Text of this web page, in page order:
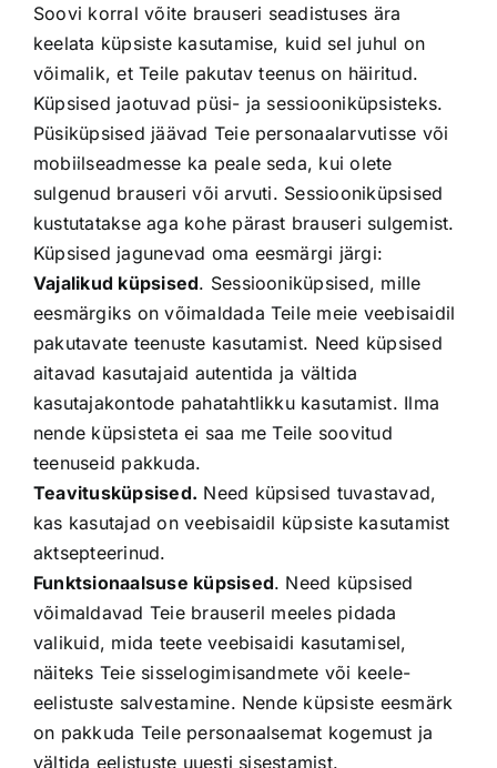
Soovi korral võite brauseri seadistuses ära
keelata küpsiste kasutamise, kuid sel juhul on
võimalik, et Teile pakutav teenus on häiritud.
Küpsised jaotuvad püsi- ja sessiooniküpsisteks.
Püsiküpsised jäävad Teie personaalarvutisse või
mobiilseadmesse ka peale seda, kui olete
sulgenud brauseri või arvuti. Sessiooniküpsised
kustutatakse aga kohe pärast brauseri sulgemist.
Küpsised jagunevad oma eesmärgi järgi:
Vajalikud küpsised. Sessiooniküpsised, mille
eesmärgiks on võimaldada Teile meie veebisaidil
pakutavate teenuste kasutamist. Need küpsised
aitavad kasutajaid autentida ja vältida
kasutajakontode pahatahtlikku kasutamist. Ilma
nende küpsisteta ei saa me Teile soovitud
teenuseid pakkuda.
Teavitusküpsised. Need küpsised tuvastavad,
kas kasutajad on veebisaidil küpsiste kasutamist
aktsepteerinud.
Funktsionaalsuse küpsised. Need küpsised
võimaldavad Teie brauseril meeles pidada
valikuid, mida teete veebisaidi kasutamisel,
näiteks Teie sisselogimisandmete või keele-
eelistuste salvestamine. Nende küpsiste eesmärk
on pakkuda Teile personaalsemat kogemust ja
vältida eelistuste uuesti sisestamist.